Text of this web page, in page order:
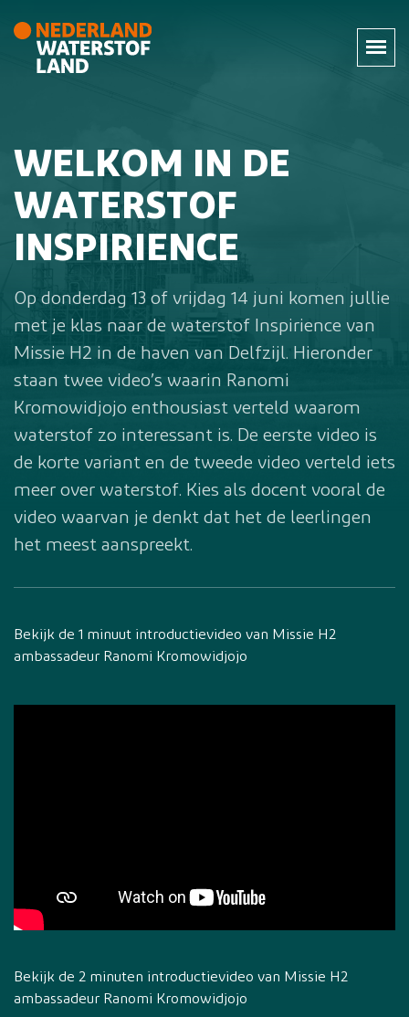
WELKOM IN DE
WATERSTOF
INSPIRIENCE
Op donderdag 13 of vrijdag 14 juni komen jullie
met je klas naar de waterstof Inspirience van
Missie H2 in de haven van Delfzijl. Hieronder
staan twee video’s waarin Ranomi
Kromowidjojo enthousiast verteld waarom
waterstof zo interessant is. De eerste video is
de korte variant en de tweede video verteld iets
meer over waterstof. Kies als docent vooral de
video waarvan je denkt dat het de leerlingen
het meest aanspreekt.
Bekijk de 1 minuut introductievideo van Missie H2
ambassadeur Ranomi Kromowidjojo
Bekijk de 2 minuten introductievideo van Missie H2
ambassadeur Ranomi Kromowidjojo